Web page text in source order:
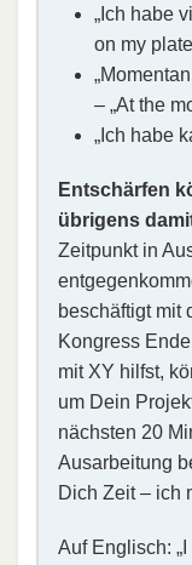
„Ich habe
on my
– „At the
„Ich habe
Entschärfen
übrigens
Zeitpunkt in
beschäftigt mit
Kongress
mit XY hilfst,
um Dein
nächsten 20
Ausarbeitung
Dich Zeit – ich
Auf Englisch: